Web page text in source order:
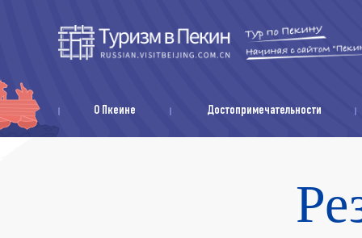
О Пкеине Достопримечательности